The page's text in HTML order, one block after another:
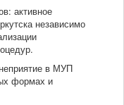
активное
независимо
в МУП
формах и